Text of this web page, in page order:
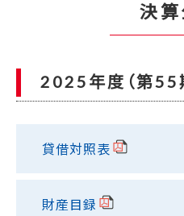
決
2025年度（第55
貸借対照表
財産目録